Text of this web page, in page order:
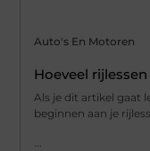
Auto's En Motoren
Hoeveel
Als je dit artikel gaat
beginnen aan je